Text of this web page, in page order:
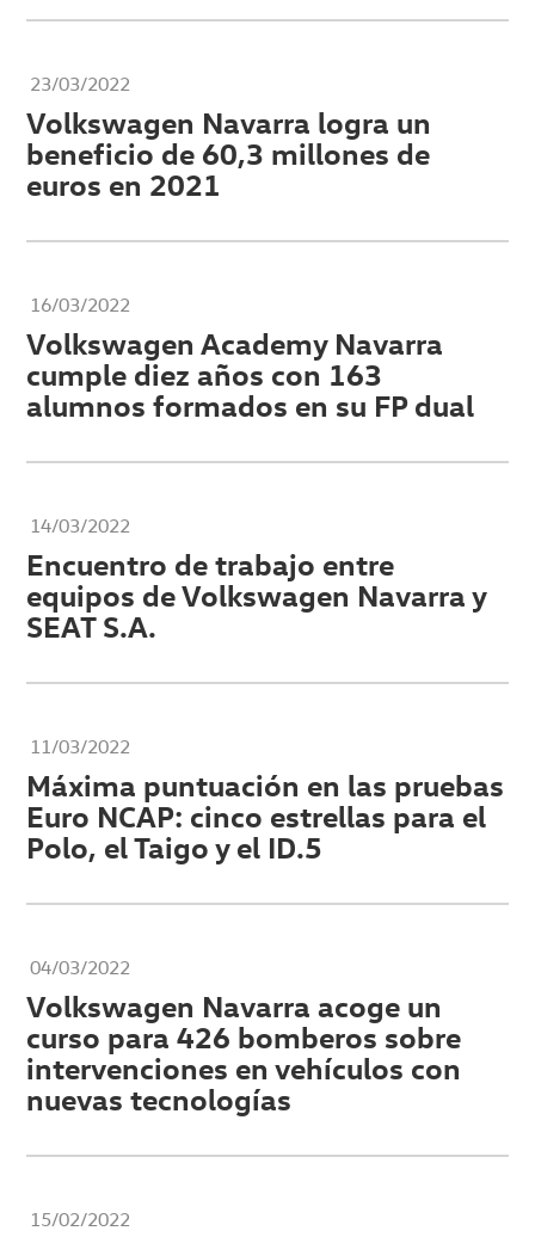
23/03/2022
Volkswagen Navarra logra un
beneficio de 60,3 millones de
euros en 2021
16/03/2022
Volkswagen Academy Navarra
cumple diez años con 163
alumnos formados en su FP dual
14/03/2022
Encuentro de trabajo entre
equipos de Volkswagen Navarra y
SEAT S.A.
11/03/2022
Máxima puntuación en las pruebas
Euro NCAP: cinco estrellas para el
Polo, el Taigo y el ID.5
04/03/2022
Volkswagen Navarra acoge un
curso para 426 bomberos sobre
intervenciones en vehículos con
nuevas tecnologías
15/02/2022